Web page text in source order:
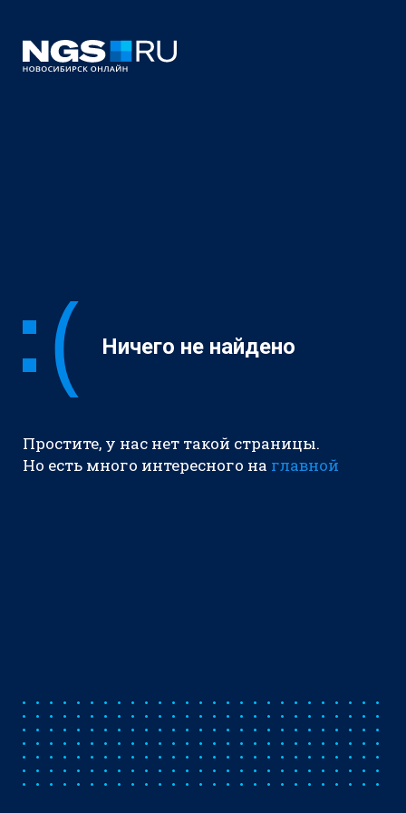
Ничего не найдено
Простите, у нас нет такой страницы.
Но есть много интересного на главной